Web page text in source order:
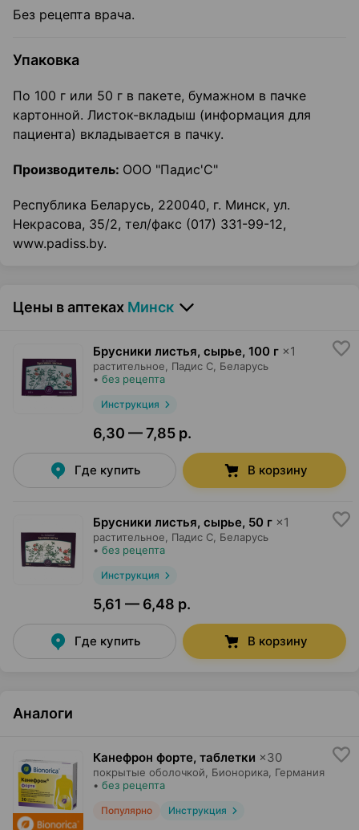
Без рецепта врача.
Упаковка
По 100 г или 50 г в пакете, бумажном в пачке
картонной. Листок-вкладыш (информация для
пациента) вкладывается в пачку.
Производитель: ООО "Падис'С"
Республика Беларусь, 220040, г. Минск, ул.
Некрасова, 35/2, тел/факс (017) 331-99-12,
www.padiss.by.
Цены в аптеках Минск
Брусники листья, сырье, 100 г ×1
растительное, Падис С, Беларусь
• без рецепта
Инструкция
6,30 — 7,85 р.
Где купить В корзину
Брусники листья, сырье, 50 г ×1
растительное, Падис С, Беларусь
• без рецепта
Инструкция
5,61 — 6,48 р.
Где купить В корзину
Аналоги
Канефрон форте, таблетки ×30
покрытые оболочкой, Бионорика, Германия
• без рецепта
Популярно Инструкция